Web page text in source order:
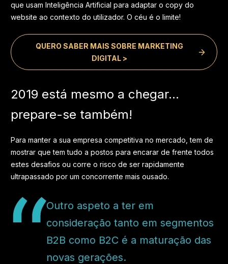
que usam Inteligência Artificial para adaptar o copy do
website ao contexto do utilizador. O céu é o limite!
QUERO SABER MAIS SOBRE MARKETING
DIGITAL >
2019 está mesmo a chegar...
prepare-se também!
Para manter a sua empresa competitiva no mercado, tem de
mostrar que tem tudo a postos para encarar de frente todos
estes desafios ou corre o risco de ser rapidamente
ultrapassado por um concorrente mais ousado.
Outro aspeto a ter em
consideração tanto em segmentos
B2B como B2C é a maturação das
novas gerações.